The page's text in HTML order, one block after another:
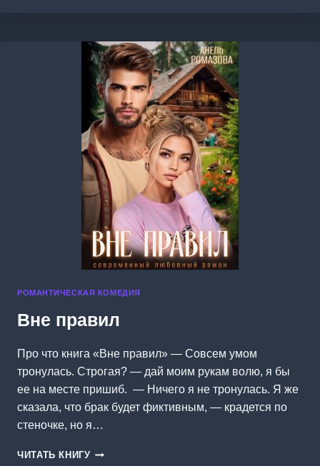
РОМАНТИЧЕСКАЯ КОМЕДИЯ
Вне правил
Про что книга «Вне правил» — Совсем умом
тронулась. Строгая? — дай моим рукам волю, я бы
ее на месте пришиб. — Ничего я не тронулась. Я же
сказала, что брак будет фиктивным, — крадется по
стеночке, но я…
ЧИТАТЬ КНИГУ ВНЕ